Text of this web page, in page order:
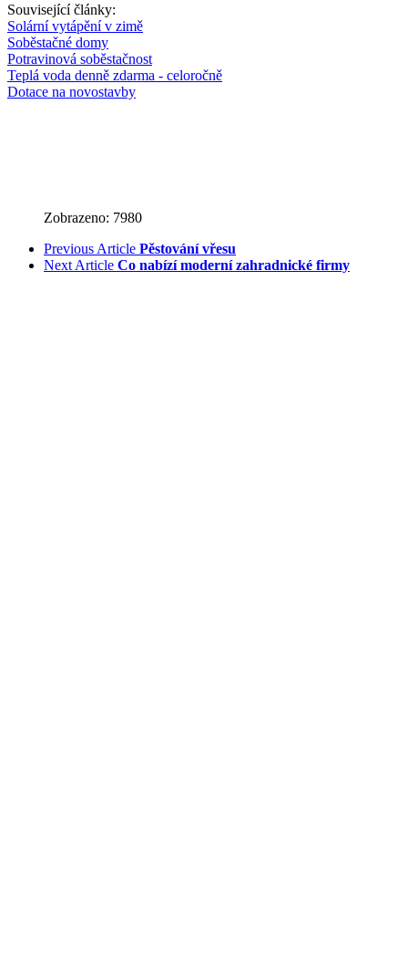
Související články:
Solární vytápění v zimě
Soběstačné domy
Potravinová soběstačnost
Teplá voda denně zdarma - celoročně
Dotace na novostavby
Zobrazeno: 7980
Previous Article Pěstování vřesu
Next Article Co nabízí moderní zahradnické firmy